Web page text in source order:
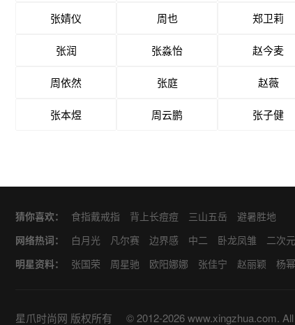
张婧仪 周也 郑卫莉
张润 张淼怡 赵今麦
周依然 张庭 赵薇
张本煜 周云鹏 张子健
猜你喜欢： 食指戴戒指 背上长痘痘 三山五岳 避暑胜地
网络热词：
白月光 凡尔赛 边界感 中二 卧龙凤雏 二次元
甜
对食 麻瓜 四爱 MEAN CARE VS CPU
明星资料：
张国荣 周星驰 欧阳娜娜 张佳宁 赵丽颖 杨幂
星爪时尚网 版权所有 © 2012-2026 www.xingzhua.com.